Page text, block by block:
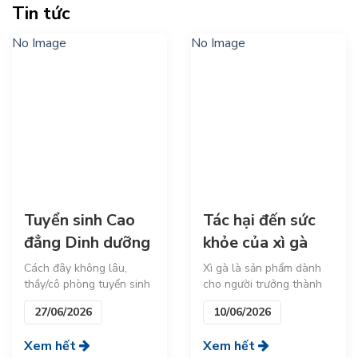
Tin tức
No Image
Tuyển sinh Cao
đẳng Dinh dưỡng
2026: Xét học bạ
THPT
Cách đây không lâu,
thầy/cô phòng tuyển sinh
của Nhà trường có tiếp
một phụ huynh ở Hưng
mình học khối B khá tốt
27/06/2026
Xem hết
No Image
Tác hại đến sức
khỏe của xì gà
giả: Đừng chủ
quan với hàng
trôi nổi
Xì gà là sản phẩm dành
cho người trưởng thành
và không phải lựa chọn
an toàn cho sức khỏe.
rủi ro có thể còn lớn hơn
10/06/2026
Xem hết